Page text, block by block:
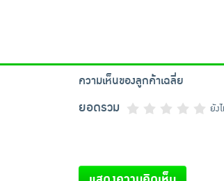
ความเห็นของลูกค้าเฉลี่ย
ยอดรวม ยัง